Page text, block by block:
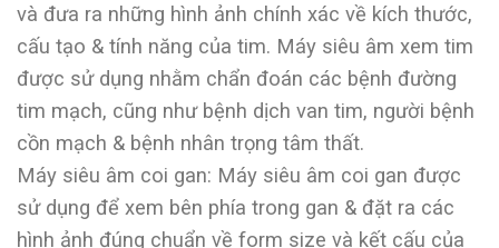
và đưa ra những hình ảnh chính xác về kích thước,
cấu tạo & tính năng của tim. Máy siêu âm xem tim
được sử dụng nhằm chẩn đoán các bệnh đường
tim mạch, cũng như bệnh dịch van tim, người bệnh
cồn mạch & bệnh nhân trọng tâm thất.
Máy siêu âm coi gan: Máy siêu âm coi gan được
sử dụng để xem bên phía trong gan & đặt ra các
hình ảnh đúng chuẩn về form size và kết cấu của